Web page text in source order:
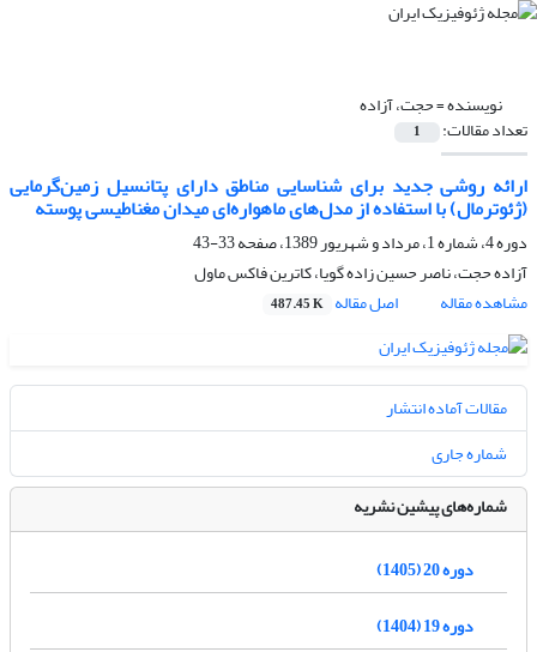
نویسنده =حجت، آزاده
تعداد مقالات: 1
ارائه روشی جدید برای شناسایی مناطق دارای پتانسیل زمین‌گرمایی
(ژئوترمال) با استفاده از مدل‌های ماهواره‌ای میدان مغناطیسی پوسته
دوره 4، شماره 1، مرداد و شهریور 1389، صفحه
33-43
آزاده حجت، ناصر حسین زاده گویا، کاترین فاکس ماول
مشاهده مقاله
اصل مقاله 487.45 K
مقالات آماده انتشار
شماره جاری
شماره‌های پیشین نشریه
دوره 20 (1405)
دوره 19 (1404)